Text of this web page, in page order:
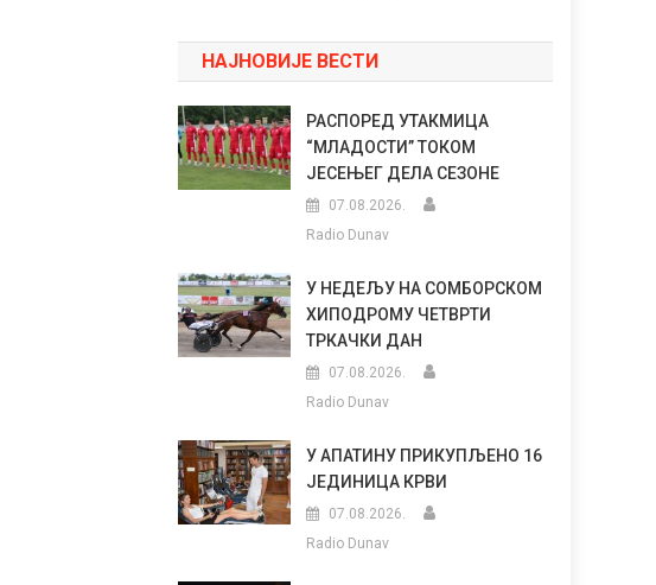
НАЈНОВИЈЕ ВЕСТИ
РАСПОРЕД УТАКМИЦА
“МЛАДОСТИ” ТОКОМ
ЈЕСЕЊЕГ ДЕЛА СЕЗОНЕ
07.08.2026.
Radio Dunav
У НЕДЕЉУ НА СОМБОРСКОМ
ХИПОДРОМУ ЧЕТВРТИ
ТРКАЧКИ ДАН
07.08.2026.
Radio Dunav
У АПАТИНУ ПРИКУПЉЕНО 16
ЈЕДИНИЦА КРВИ
07.08.2026.
Radio Dunav